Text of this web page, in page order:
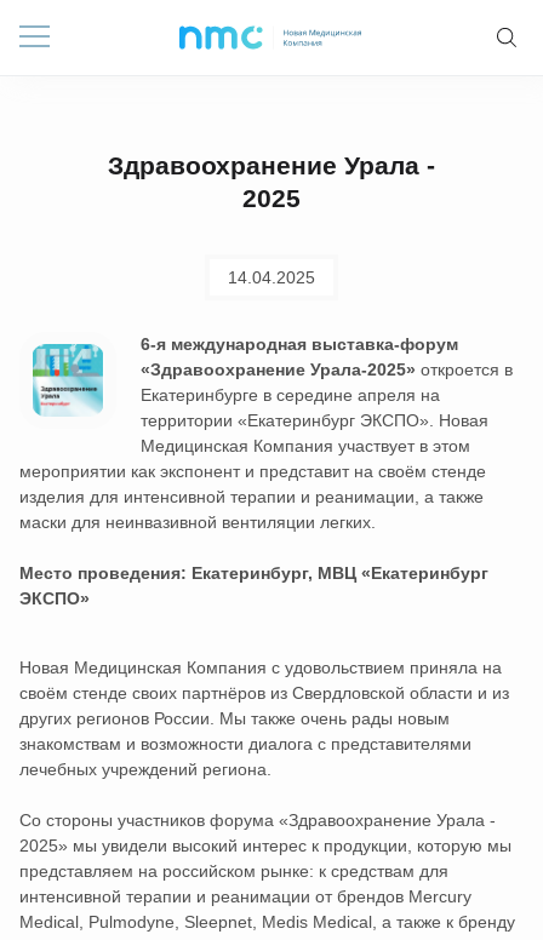
Здравоохранение Урала -
2025
14.04.2025
6-я международная выставка-форум
«Здравоохранение Урала-2025» откроется в
Екатеринбурге в середине апреля на
территории «Екатеринбург ЭКСПО». Новая
Медицинская Компания участвует в этом
мероприятии как экспонент и представит на своём стенде
изделия для интенсивной терапии и реанимации, а также
маски для неинвазивной вентиляции легких.
Место проведения: Екатеринбург, МВЦ «Екатеринбург
ЭКСПО»
Новая Медицинская Компания с удовольствием приняла на
своём стенде своих партнёров из Свердловской области и из
других регионов России. Мы также очень рады новым
знакомствам и возможности диалога с представителями
лечебных учреждений региона.
Со стороны участников форума «Здравоохранение Урала -
2025» мы увидели высокий интерес к продукции, которую мы
представляем на российском рынке: к средствам для
интенсивной терапии и реанимации от брендов Mercury
Medical, Pulmodyne, Sleepnet, Medis Medical, а также к бренду